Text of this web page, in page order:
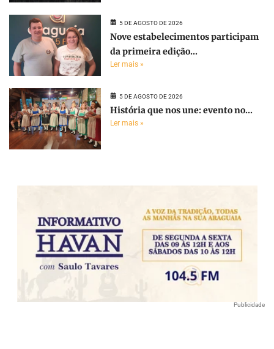
5 DE AGOSTO DE 2026
Nove estabelecimentos participam
da primeira edição...
Ler mais »
5 DE AGOSTO DE 2026
História que nos une: evento no...
Ler mais »
Publicidade